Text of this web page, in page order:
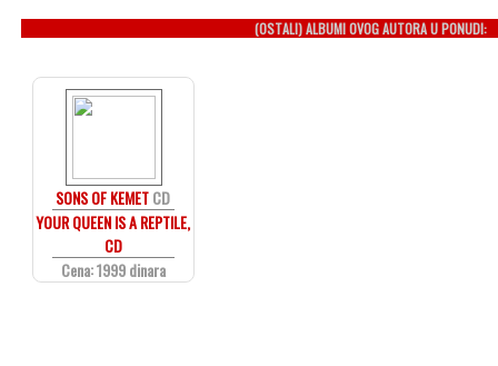
(OSTALI) ALBUMI OVOG AUTORA U PONUDI:
SONS OF KEMETCD
YOUR QUEEN IS A REPTILE,
CD
Cena: 1999 dinara